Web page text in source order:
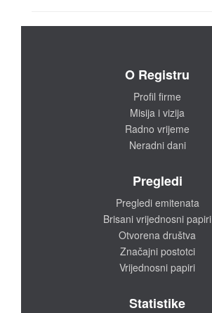
O Registru
Profil firme
Misija i vizija
Radno vrijeme
Neradni dani
Pregledi
Pregledi emitenata
Brisani vrijednosni papiri
Otvorena društva
Značajni postotci
Vrijednosni papiri
Statistike